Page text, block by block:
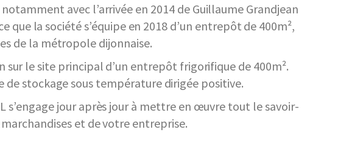
avec l’arrivée en 2014 de Guillaume Grandjean
la société s’équipe en 2018 d’un entrepôt de 400m²,
de la métropole dijonnaise.
le site principal d’un entrepôt frigorifique de 400m².
de stockage sous température dirigée positive.
s’engage jour après jour à mettre en œuvre tout le savoir-
et de votre entreprise.